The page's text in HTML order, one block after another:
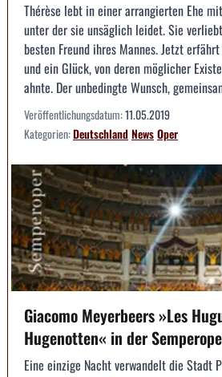
Thérèse lebt in einer arrangierten Ehe
unter der sie unsäglich leidet. Sie
besten Freund ihres Mannes. Jetzt
und ein Glück, von deren möglicher
ahnte. Der unbedingte Wunsch,
Veröffentlichungsdatum:11.05.2019
Kategorien:DeutschlandNewsOper
Giacomo Meyerbeers »Les
Hugenotten« in der
Eine einzige Nacht verwandelt die Stadt